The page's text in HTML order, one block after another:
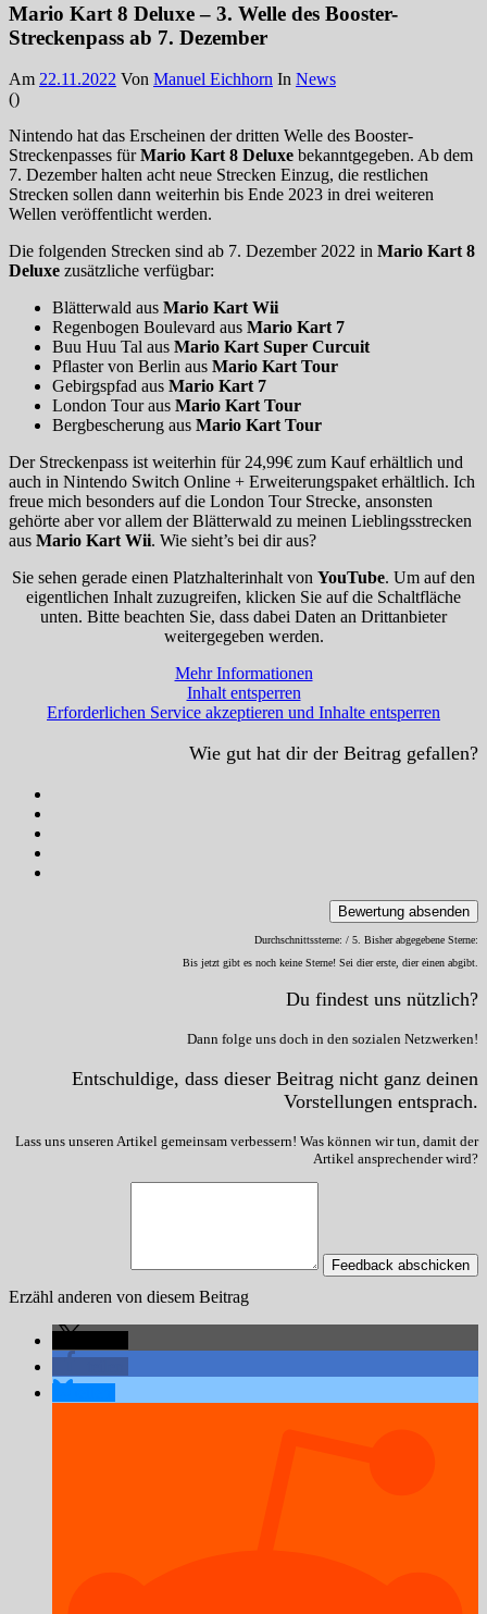
Mario Kart 8 Deluxe – 3. Welle des Booster-
Streckenpass ab 7. Dezember
Am 22.11.2022 Von Manuel Eichhorn In News
()
Nintendo hat das Erscheinen der dritten Welle des Booster-
Streckenpasses fürMario Kart 8 Deluxe bekanntgegeben. Ab dem
7. Dezember halten acht neue Strecken Einzug, die restlichen
Strecken sollen dann weiterhin bis Ende 2023 in drei weiteren
Wellen veröffentlicht werden.
Die folgenden Strecken sind ab 7. Dezember 2022 in Mario Kart 8
Deluxe zusätzliche verfügbar:
Blätterwald aus Mario Kart Wii
Regenbogen Boulevard aus Mario Kart 7
Buu Huu Tal aus Mario Kart Super Curcuit
Pflaster von Berlin aus Mario Kart Tour
Gebirgspfad aus Mario Kart 7
London Tour aus Mario Kart Tour
Bergbescherung aus Mario Kart Tour
Der Streckenpass ist weiterhin für 24,99€ zum Kauf erhältlich und
auch in Nintendo Switch Online + Erweiterungspaket erhältlich. Ich
freue mich besonders auf die London Tour Strecke, ansonsten
gehörte aber vor allem der Blätterwald zu meinen Lieblingsstrecken
aus Mario Kart Wii. Wie sieht’s bei dir aus?
Sie sehen gerade einen Platzhalterinhalt von YouTube. Um auf den
eigentlichen Inhalt zuzugreifen, klicken Sie auf die Schaltfläche
unten. Bitte beachten Sie, dass dabei Daten an Drittanbieter
weitergegeben werden.
Mehr Informationen
Inhalt entsperren
Erforderlichen Service akzeptieren und Inhalte entsperren
Wie gut hat dir der Beitrag gefallen?
Bewertung absenden
Durchschnittssterne: / 5. Bisher abgegebene Sterne:
Bis jetzt gibt es noch keine Sterne! Sei dier erste, dier einen abgibt.
Du findest uns nützlich?
Dann folge uns doch in den sozialen Netzwerken!
Entschuldige, dass dieser Beitrag nicht ganz deinen
Vorstellungen entsprach.
Lass uns unseren Artikel gemeinsam verbessern! Was können wir tun, damit der
Artikel ansprechender wird?
Feedback abschicken
Erzähl anderen von diesem Beitrag